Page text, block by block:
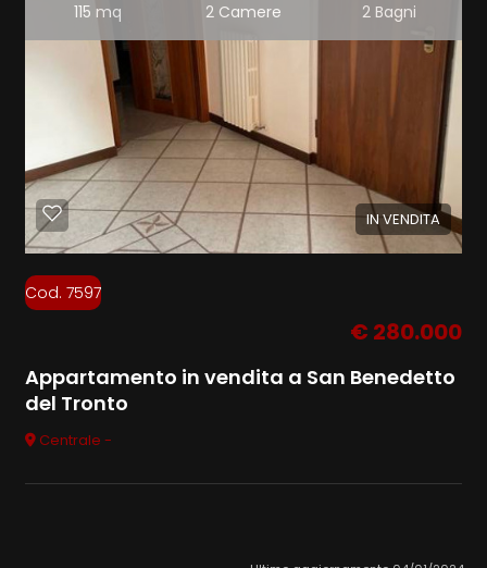
115 mq 2 Camere 2 Bagni
IN VENDITA
Cod. 7597
€ 280.000
Appartamento in vendita a San Benedetto
del Tronto
Centrale -